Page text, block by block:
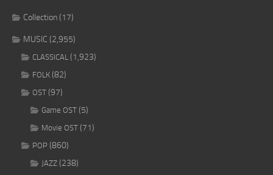
Collection(17)
MUSIC (2,955)
CLASSICAL (1,923)
FOLK (82)
OST (97)
Game OST (5)
Movie OST (71)
POP (860)
JAZZ (238)